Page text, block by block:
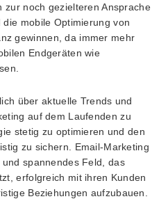
zur noch gezielteren Ansprache
mobile Optimierung von
gewinnen, da immer mehr
Endgeräten wie
über aktuelle Trends und
auf dem Laufenden zu
stetig zu optimieren und den
zu sichern. Email-Marketing
spannendes Feld, das
erfolgreich mit ihren Kunden
Beziehungen aufzubauen.